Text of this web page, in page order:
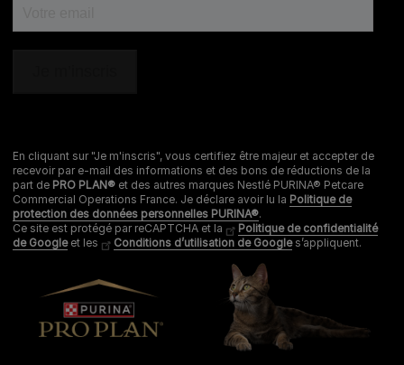
comportementalistes et conseillers.
Réductions et offres spéciales sur nos marques.
Rejoignez notre communauté
Je m’inscris
En cliquant sur "Je m'inscris", vous certifiez être majeur et accepter de
recevoir par e-mail des informations et des bons de réductions de la
part de PRO PLAN® et des autres marques Nestlé PURINA® Petcare
Commercial Operations France. Je déclare avoir lu la Politique de
protection des données personnelles PURINA®.
Ce site est protégé par reCAPTCHA et la
Politique de confidentialité
de Googleet les Conditions d’utilisation de Googles’appliquent.